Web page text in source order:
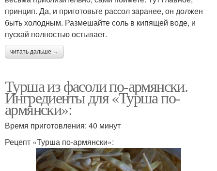
принцип. Да, и приготовьте рассол заранее, он должен
быть холодным. Размешайте соль в кипящей воде, и
пускай полностью остывает.
читать дальше →
Турша из фасоли по-армянски.
Ингредиенты для «Турша по-
армянски»:
Время приготовления: 40 минут
Рецепт «Турша по-армянски»: